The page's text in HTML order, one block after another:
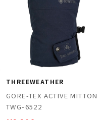
THREEWEATHER
GORE-TEX ACTIVE MITTON
TWG-6522